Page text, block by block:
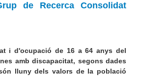
de Recerca Consolidat
i d'ocupació de 16 a 64 anys del
amb discapacitat, segons dades
lluny dels valors de la població